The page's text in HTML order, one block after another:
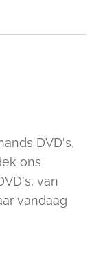
DVD's,
ons
van
vandaag